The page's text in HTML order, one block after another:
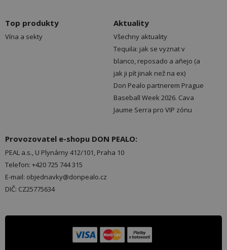
Top produkty
Vína a sekty
Aktuality
Všechny aktuality
Tequila: jak se vyznat v
blanco, reposado a añejo (a
jak ji pít jinak než na ex)
Don Pealo partnerem Prague
Baseball Week 2026. Cava
Jaume Serra pro VIP zónu
Provozovatel e-shopu DON PEALO:
PEAL a.s., U Plynárny 412/101, Praha 10
Telefon: +420 725 744 315
E-mail: objednavky@donpealo.cz
DIČ: CZ25775634